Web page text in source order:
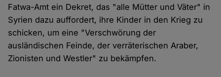
Fatwa-Amt ein Dekret, das "alle Mütter und Väter" in
Syrien dazu auffordert, ihre Kinder in den Krieg zu
schicken, um eine "Verschwörung der
ausländischen Feinde, der verräterischen Araber,
Zionisten und Westler" zu bekämpfen.